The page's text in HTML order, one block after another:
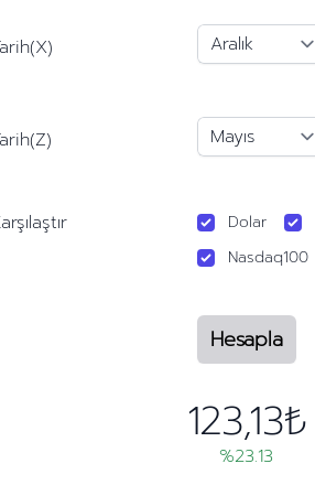
Dolar
Nasdaq100
Hesapla
123,13₺
%23.13